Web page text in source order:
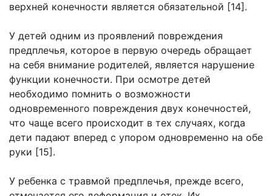
верхней конечности является обязательной [14].
У детей одним из проявлений повреждения
предплечья, которое в первую очередь обращает
на себя внимание родителей, является нарушение
функции конечности. При осмотре детей
необходимо помнить о возможности
одновременного повреждения двух конечностей,
что чаще всего происходит в тех случаях, когда
дети падают вперед с упором одновременно на обе
руки [15].
У ребенка с травмой предплечья, прежде всего,